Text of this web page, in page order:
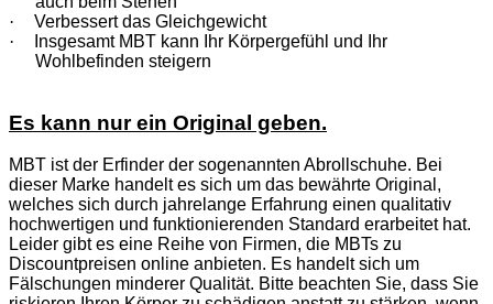
·
Verbessert das Gleichgewicht
·
Insgesamt MBT kann Ihr Körpergefühl und Ihr
Wohlbefinden steigern
Es kann nur ein Original geben.
MBT ist der Erfinder der sogenannten Abrollschuhe. Bei
dieser Marke handelt es sich um das bewährte Original,
welches sich durch jahrelange Erfahrung einen qualitativ
hochwertigen und funktionierenden Standard erarbeitet hat.
Leider gibt es eine Reihe von Firmen, die MBTs zu
Discountpreisen online anbieten. Es handelt sich um
Fälschungen minderer Qualität. Bitte beachten Sie, dass Sie